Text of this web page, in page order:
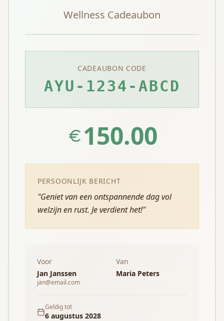
Wellness Cadeaubon
CADEAUBON CODE
AYU-1234-ABCD
150.00
PERSOONLIJK BERICHT
"Geniet van een ontspannende dag vol
welzijn en rust. Je verdient het!"
Voor
Jan Janssen
jan@email.com
Van
Maria Peters
Geldig tot
6 augustus 2028